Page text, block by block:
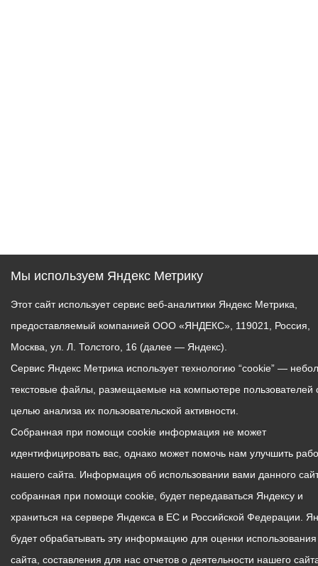
Мы используем Яндекс Метрику
Этот сайт использует сервис веб-аналитики Яндекс Метрика,
предоставляемый компанией ООО «ЯНДЕКС», 119021, Россия,
Москва, ул. Л. Толстого, 16 (далее — Яндекс).
Сервис Яндекс Метрика использует технологию “cookie” —
текстовые файлы, размещаемые на компьютере пользователей
целью анализа их пользовательской активности.
Собранная при помощи cookie информация не может
идентифицировать вас, однако может помочь нам улучшить
нашего сайта. Информация об использовании вами данного
собранная при помощи cookie, будет передаваться Яндексу и
храниться на сервере Яндекса в ЕС и Российской Федерации.
будет обрабатывать эту информацию для оценки
сайта, составления для нас отчетов о деятельности нашего